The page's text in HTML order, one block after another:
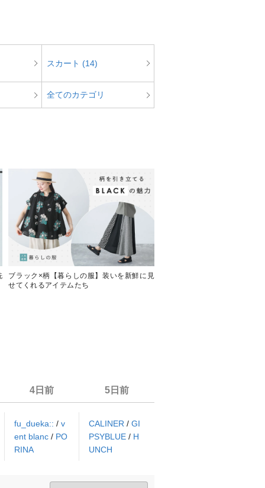
スカート (14)
全てのカテゴリ
ブラック×柄【暮らしの服】装いを新鮮に見
せてくれるアイテムたち
4日前
fu_dueka:: / v
ent blanc / PO
RINA
5日前
CALINER/GI
PSYBLUE/ H
UNCH